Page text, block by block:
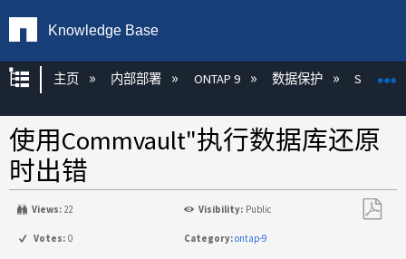
Knowledge Base
扩展/隐缩全局层次
主页 内部部署 ONTAP 9 数据保护
使用Commvault"执行数据库还原
时出错
Views: 22 Visibility: Public
Votes: 0 Category:ontap-9